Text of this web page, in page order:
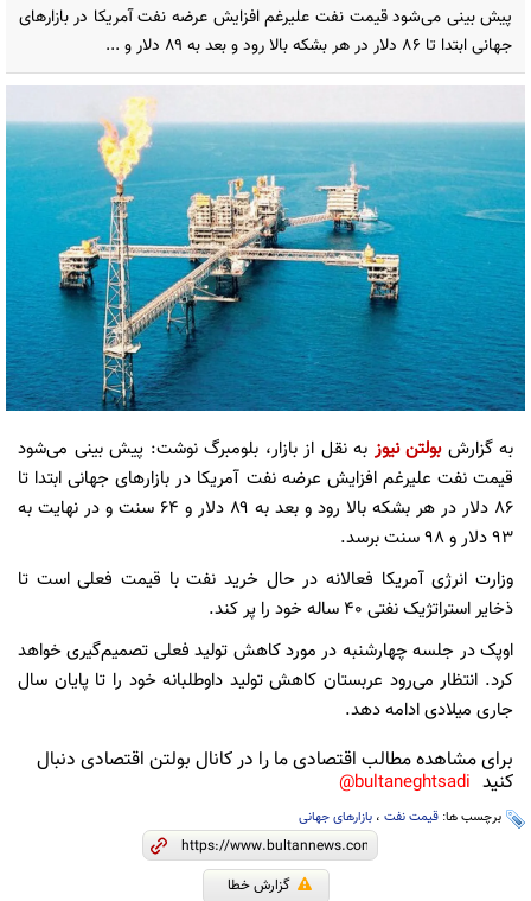
پیش بینی می‌شود قیمت نفت علیرغم افزایش عرضه نفت آمریکا در بازارهای
جهانی ابتدا تا ۸۶ دلار در هر بشکه بالا رود و بعد به ۸۹ دلار و ...
به گزارشبولتن نیوز به نقل از بازار، بلومبرگ نوشت: پیش بینی می‌شود
قیمت نفت علیرغم افزایش عرضه نفت آمریکا در بازارهای جهانی ابتدا تا
۸۶ دلار در هر بشکه بالا رود و بعد به ۸۹ دلار و ۶۴ سنت و در نهایت به
۹۳ دلار و ۹۸ سنت برسد.
وزارت انرژی آمریکا فعالانه در حال خرید نفت با قیمت فعلی است تا
ذخایر استراتژیک نفتی ۴۰ ساله خود را پر کند.
اوپک در جلسه چهارشنبه در مورد کاهش تولید فعلی تصمیم‌گیری خواهد
کرد. انتظار می‌رود عربستان کاهش تولید داوطلبانه خود را تا پایان سال
جاری میلادی ادامه دهد.
برای مشاهده مطالب اقتصادی ما را در کانال بولتن اقتصادی دنبال
کنید bultaneghtsadi@
برچسب ها: قیمت نفت ، بازارهای جهانی
گزارش خطا